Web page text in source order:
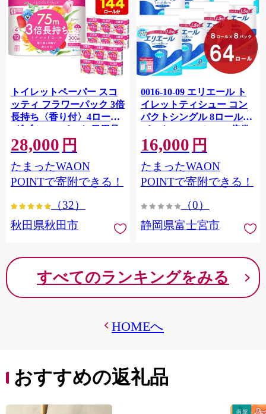
トイレットペーパー スコ
ッティ フラワーパック 3倍
長持ち〈香り付〉4ロール
(ダブル)×12パック 日用品
最短翌日発送 [スコッティ
フラワーパック トイレッ
トペーパー 日本製紙クレ
シア] 秋田県秋田市
28,000 円
たまったWAON
POINTで寄附できる！
（32）
秋田県秋田市
0016-10-09 エリエール ト
イレットティシュー コン
パクトシングル 8ロール×8
パック 64ロール 1.5倍巻
82.5m トイレットペーパー
シングル パルプ100％ 香り
つき 日用品 消耗品 備蓄
16,000 円
たまったWAON
POINTで寄附できる！
（0）
静岡県富士宮市
すべてのランキングをみる
HOMEへ
おすすめの返礼品